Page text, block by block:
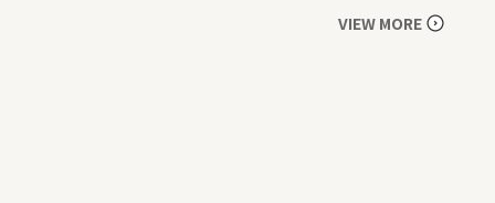
VIEW MORE